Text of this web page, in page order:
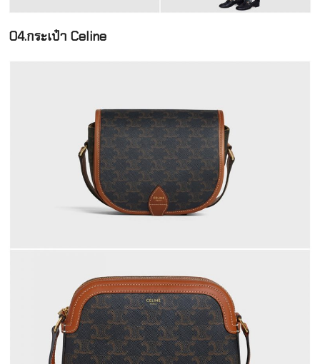
04.กระเป๋า Celine